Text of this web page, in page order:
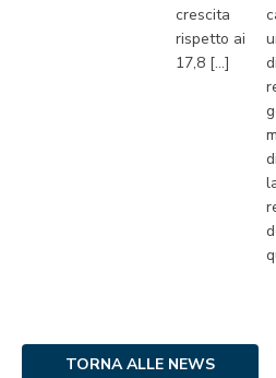
crescita
rispetto ai
17,8 […]
TORNA ALLE NEWS